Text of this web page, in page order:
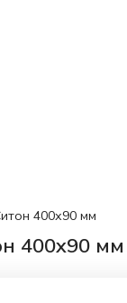
400х90 мм
400х90 мм